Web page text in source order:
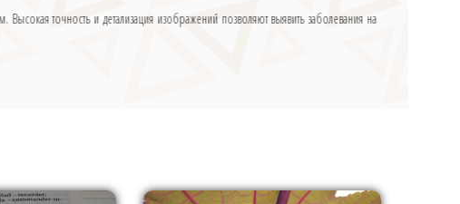
точность и детализация изображений позволяют выявить заболевания на